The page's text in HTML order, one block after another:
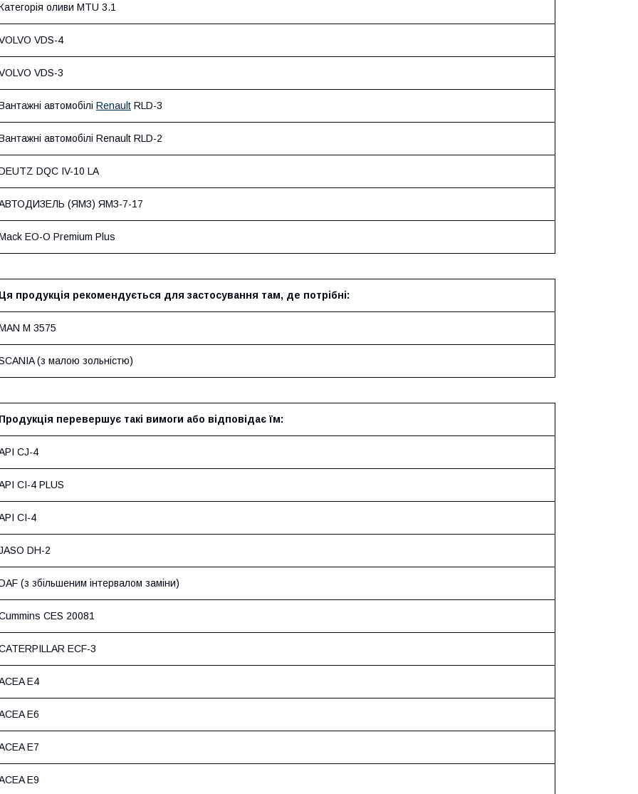
оливи MTU 3.1
VDS-4
VDS-3
автомобілі Renault RLD-3
автомобілі Renault RLD-2
DQC IV-10 LA
(ЯМЗ) ЯМЗ-7-17
EO-O Premium Plus
продукція рекомендується для застосування там, де потрібні:
M 3575
(з малою зольністю)
перевершує такі вимоги або відповідає їм:
CJ-4
CI-4 PLUS
CI-4
DH-2
(з збільшеним інтервалом заміни)
CES 20081
ECF-3
E4
E6
E7
E9